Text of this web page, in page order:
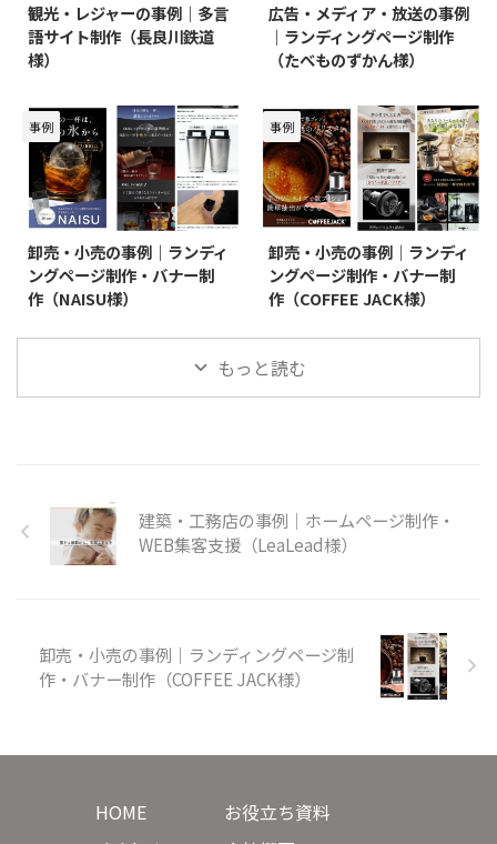
観光・レジャーの事例｜多言
語サイト制作（長良川鉄道
様）
広告・メディア・放送の事例
｜ランディングページ制作
（たべものずかん様）
事例
卸売・小売の事例｜ランディ
ングページ制作・バナー制
作（NAISU様）
事例
卸売・小売の事例｜ランディ
ングページ制作・バナー制
作（COFFEE JACK様）
もっと読む
建築・工務店の事例｜ホームページ制作・
WEB集客支援（LeaLead様）
卸売・小売の事例｜ランディングページ制
作・バナー制作（COFFEE JACK様）
HOME
お役立ち資料